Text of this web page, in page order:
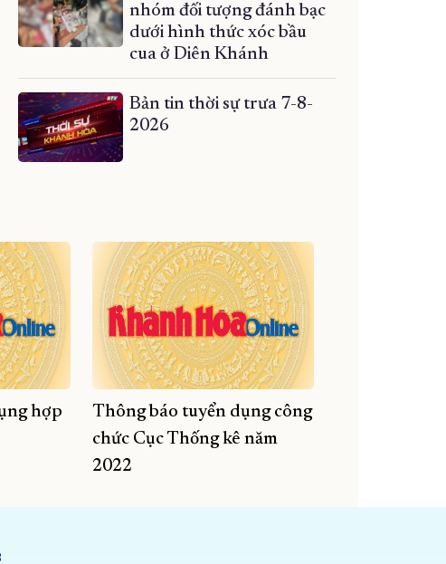
nhóm đối tượng đánh bạc
dưới hình thức xóc bầu
cua ở Diên Khánh
Bản tin thời sự trưa 7-8-
2026
hợp
Thông báo tuyển dụng công
chức Cục Thống kê năm
2022